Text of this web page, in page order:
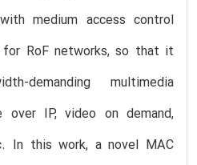
medium access control
RoF networks, so that it
demanding multimedia
over IP, video on demand,
In this work, a novel MAC